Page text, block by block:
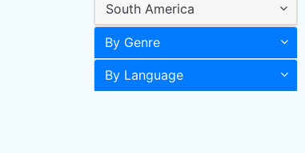
South America
By Genre
By Language